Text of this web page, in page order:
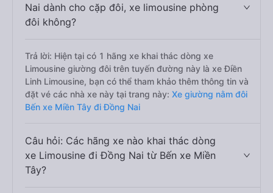
Nai dành cho cặp đôi, xe limousine phòng
đôi không?
Trả lời: Hiện tại có 1 hãng xe khai thác dòng xe
Limousine giường đôi trên tuyến đường này là xe Điền
Linh Limousine, bạn có thể tham khảo thêm thông tin và
đặt vé các nhà xe này tại trang này: Xe giường nằm đôi
Bến xe Miền Tây đi Đồng Nai
Câu hỏi: Các hãng xe nào khai thác dòng
xe Limousine đi Đồng Nai từ Bến xe Miền
Tây?